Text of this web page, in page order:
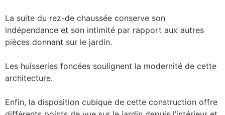
La suite du rez-de chaussée conserve son
indépendance et son intimité par rapport aux autres
pièces donnant sur le jardin.
Les huisseries foncées soulignent la modernité de cette
architecture.
Enfin, la disposition cubique de cette construction offre